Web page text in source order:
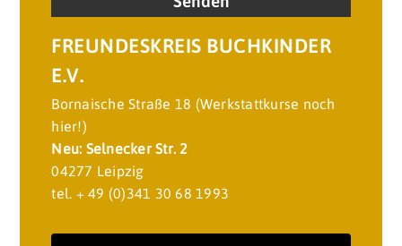
FREUNDESKREIS BUCHKINDER
E.V.
Bornaische Straße 18 (Werkstattkurse noch
hier!)
Neu: Selnecker Str. 2
04277 Leipzig
tel. + 49 (0)341 30 68 1993